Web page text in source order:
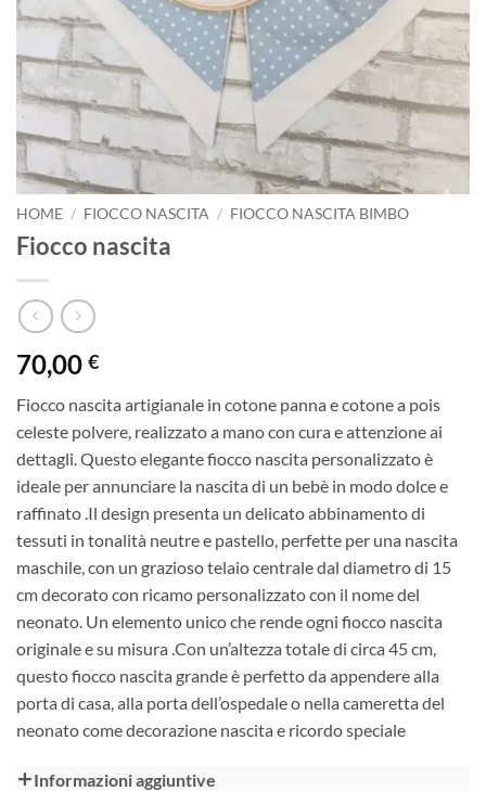
HOME / FIOCCO NASCITA / FIOCCO NASCITA BIMBO
Fiocco nascita
70,00 €
Fiocco nascita artigianale in cotone panna e cotone a pois
celeste polvere, realizzato a mano con cura e attenzione ai
dettagli. Questo elegante fiocco nascita personalizzato è
ideale per annunciare la nascita di un bebè in modo dolce e
raffinato .Il design presenta un delicato abbinamento di
tessuti in tonalità neutre e pastello, perfette per una nascita
maschile, con un grazioso telaio centrale dal diametro di 15
cm decorato con ricamo personalizzato con il nome del
neonato. Un elemento unico che rende ogni fiocco nascita
originale e su misura .Con un’altezza totale di circa 45 cm,
questo fiocco nascita grande è perfetto da appendere alla
porta di casa, alla porta dell’ospedale o nella cameretta del
neonato come decorazione nascita e ricordo speciale
Informazioni aggiuntive
Alternative: